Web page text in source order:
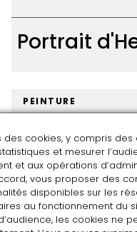
-
Un
Portrait
d'Henri
IV
Mars
PEINTURE
Don Pedro
baisant
Don
des cookies, y compris des
et mesurer
et aux opérations
vous proposer des
disponibles sur les
au fonctionnement du
les cookies ne